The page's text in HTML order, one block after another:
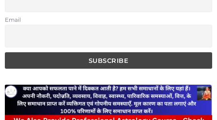
Email